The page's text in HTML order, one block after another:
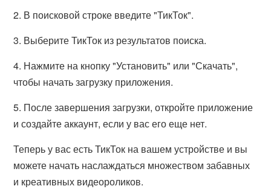
2. В поисковой строке введите "ТикТок".
3. Выберите ТикТок из результатов поиска.
4. Нажмите на кнопку "Установить" или "Скачать",
чтобы начать загрузку приложения.
5. После завершения загрузки, откройте приложение
и создайте аккаунт, если у вас его еще нет.
Теперь у вас есть ТикТок на вашем устройстве и вы
можете начать наслаждаться множеством забавных
и креативных видеороликов.